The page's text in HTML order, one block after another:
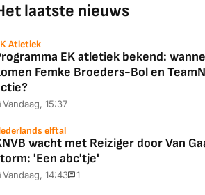
laatste nieuws
Atletiek
EK atletiek bekend:
Femke Broeders-Bol en
Vandaag, 15:37
elftal
wacht met Reiziger door Van
'Een abc'tje'
Vandaag, 14:43 1